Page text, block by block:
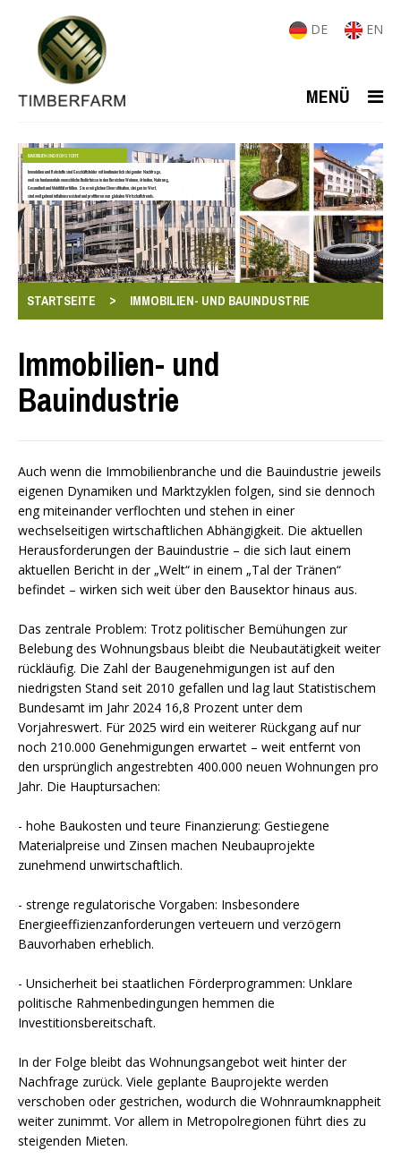
DE EN
MENÜ
IMMOBILIEN UND ROHSTOFFE
Immobilien und Rohstoffe sind Geschäftsfelder mit kontinuierlich steigender Nachfrage,
weil sie fundamentale menschliche Bedürfnisse in den Bereichen Wohnen, Arbeiten, Nahrung,
Gesundheit und Mobilität erfüllen. Sie ermöglichen Diversifikation, steigen im Wert,
sind weitgehend inflationsresistent und profitieren von globalen Wirtschaftstrends.
STARTSEITE > IMMOBILIEN- UND BAUINDUSTRIE
Immobilien- und
Bauindustrie
Auch wenn die Immobilienbranche und die Bauindustrie jeweils
eigenen Dynamiken und Marktzyklen folgen, sind sie dennoch
eng miteinander verflochten und stehen in einer
wechselseitigen wirtschaftlichen Abhängigkeit. Die aktuellen
Herausforderungen der Bauindustrie – die sich laut einem
aktuellen Bericht in der „Welt“ in einem „Tal der Tränen“
befindet – wirken sich weit über den Bausektor hinaus aus.
Das zentrale Problem: Trotz politischer Bemühungen zur
Belebung des Wohnungsbaus bleibt die Neubautätigkeit weiter
rückläufig. Die Zahl der Baugenehmigungen ist auf den
niedrigsten Stand seit 2010 gefallen und lag laut Statistischem
Bundesamt im Jahr 2024 16,8 Prozent unter dem
Vorjahreswert. Für 2025 wird ein weiterer Rückgang auf nur
noch 210.000 Genehmigungen erwartet – weit entfernt von
den ursprünglich angestrebten 400.000 neuen Wohnungen pro
Jahr. Die Hauptursachen:
- hohe Baukosten und teure Finanzierung: Gestiegene
Materialpreise und Zinsen machen Neubauprojekte
zunehmend unwirtschaftlich.
- strenge regulatorische Vorgaben: Insbesondere
Energieeffizienzanforderungen verteuern und verzögern
Bauvorhaben erheblich.
- Unsicherheit bei staatlichen Förderprogrammen: Unklare
politische Rahmenbedingungen hemmen die
Investitionsbereitschaft.
In der Folge bleibt das Wohnungsangebot weit hinter der
Nachfrage zurück. Viele geplante Bauprojekte werden
verschoben oder gestrichen, wodurch die Wohnraumknappheit
weiter zunimmt. Vor allem in Metropolregionen führt dies zu
steigenden Mieten.